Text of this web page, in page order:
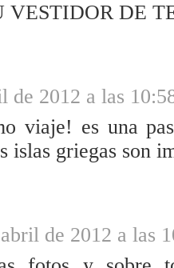
VESTIDOR DE
de 2012 a las
viaje! es una
islas griegas son
de 2012 a las